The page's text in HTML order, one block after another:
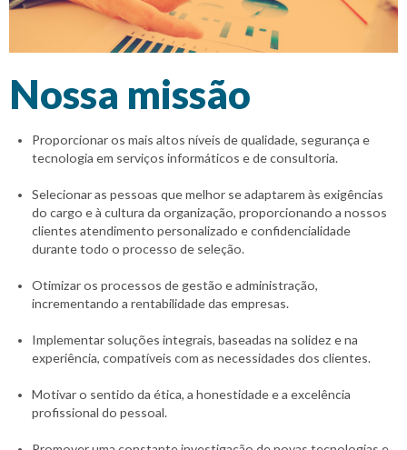
Nossa missão
Proporcionar os mais altos níveis de qualidade, segurança e
tecnologia em serviços informáticos e de consultoria.
Selecionar as pessoas que melhor se adaptarem às exigências
do cargo e à cultura da organização, proporcionando a nossos
clientes atendimento personalizado e confidencialidade
durante todo o processo de seleção.
Otimizar os processos de gestão e administração,
incrementando a rentabilidade das empresas.
Implementar soluções integrais, baseadas na solidez e na
experiência, compatíveis com as necessidades dos clientes.
Motivar o sentido da ética, a honestidade e a excelência
profissional do pessoal.